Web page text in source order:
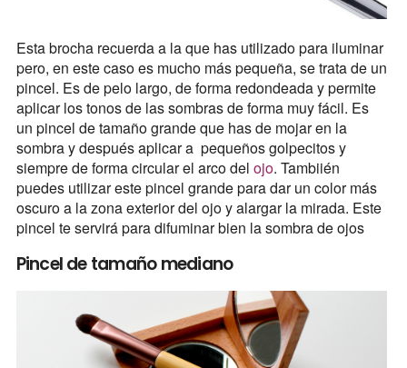
Esta brocha recuerda a la que has utilizado para iluminar
pero, en este caso es mucho más pequeña, se trata de un
pincel. Es de pelo largo, de forma redondeada y permite
aplicar los tonos de las sombras de forma muy fácil. Es
un pincel de tamaño grande que has de mojar en la
sombra y después aplicar a pequeños golpecitos y
siempre de forma circular el arco del ojo. Tambiién
puedes utilizar este pincel grande para dar un color más
oscuro a la zona exterior del ojo y alargar la mirada. Este
pincel te servirá para difuminar bien la sombra de ojos
Pincel de tamaño mediano